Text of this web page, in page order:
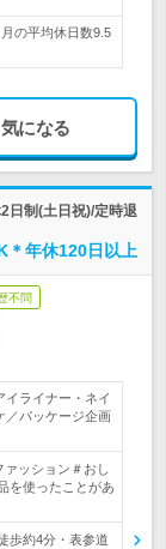
の平均休日数9.5
気になる
日制(土日祝)/定時退
＊年休120日以上
不問
イライナー・ネイ
／パッケージ企画
ッション＃おし
を使ったことがあ
歩約4分・表参道